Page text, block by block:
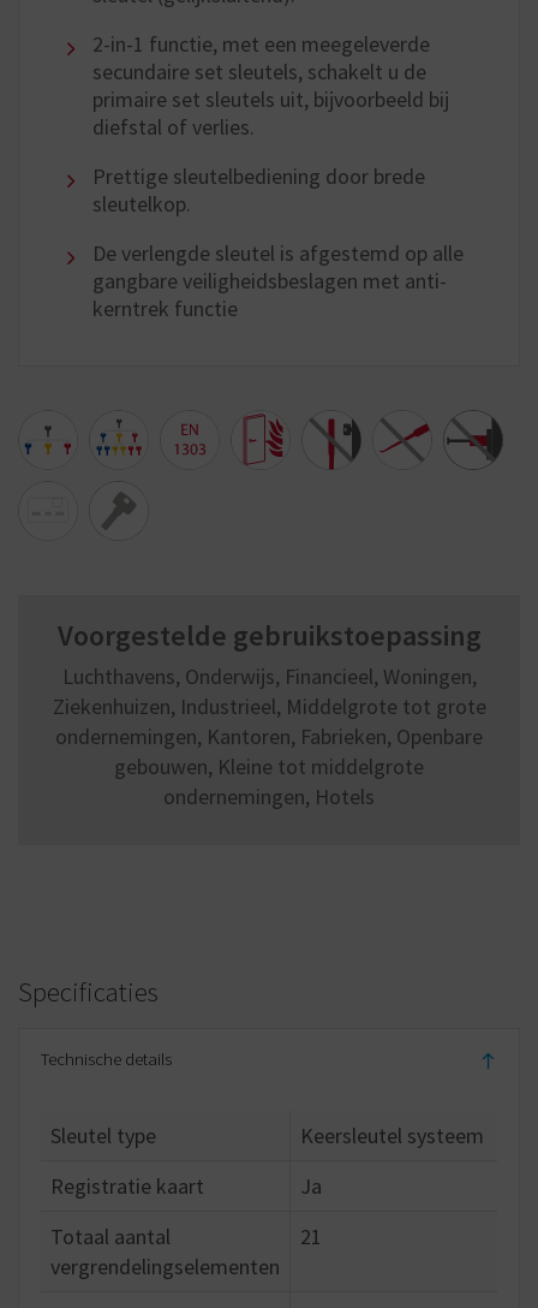
2-in-1 functie, met een meegeleverde
secundaire set sleutels, schakelt u de
primaire set sleutels uit, bijvoorbeeld bij
diefstal of verlies.
Prettige sleutelbediening door brede
sleutelkop.
De verlengde sleutel is afgestemd op alle
gangbare veiligheidsbeslagen met anti-
kerntrek functie
Voorgestelde gebruikstoepassing
Luchthavens, Onderwijs, Financieel, Woningen,
Ziekenhuizen, Industrieel, Middelgrote tot grote
ondernemingen, Kantoren, Fabrieken, Openbare
gebouwen, Kleine tot middelgrote
ondernemingen, Hotels
Specificaties
Technische details
Sleutel type
Keersleutel systeem
Registratie kaart
Ja
Totaal aantal
vergrendelingselementen
21